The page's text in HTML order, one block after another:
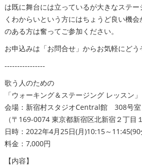
は既に舞台には立っているが大きなステ
くわからいという方にはちょうど良い機
のある方は奮ってご参加ください。
お申込みは「お問合せ」からお気軽にどう
----------------
歌う人のための
「ウォーキング＆ステージング レッスン」
会場：新宿村スタジオCentral館 308号室
（〒169-0074 東京都新宿区北新宿２丁目
日時：2022年4月25日(月)10:15～11:45(90
料金：7,000円
【内容】